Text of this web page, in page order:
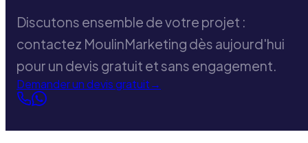
Discutons ensemble de votre projet :
contactez MoulinMarketing dès aujourd'hui
pour un devis gratuit et sans engagement.
Demander un devis gratuit→